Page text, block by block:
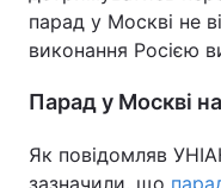
парад у Москві не
виконання Росією
Парад у Москві
Як повідомляв
зазначили, що